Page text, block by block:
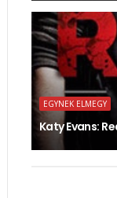
EGYNEK ELMEGY
Katy Evans: